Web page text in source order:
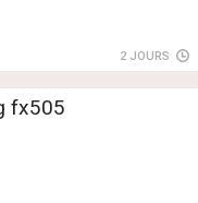
2 JOURS
fx505